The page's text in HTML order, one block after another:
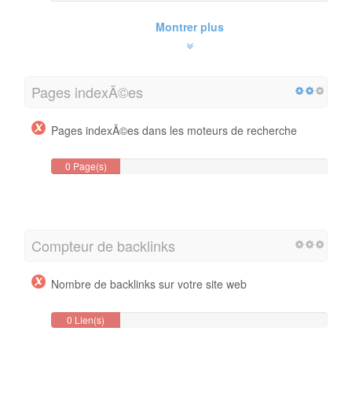
Montrer plus
Pages indexÃ©es
Pages indexÃ©es dans les moteurs de recherche
0 Page(s)
Compteur de backlinks
Nombre de backlinks sur votre site web
0 Lien(s)